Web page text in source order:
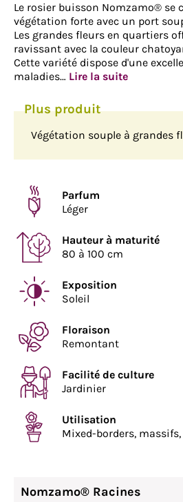
Le rosier buisson Nomzamo® se
végétation forte avec un port
Les grandes fleurs en quartiers
ravissant avec la couleur
Cette variété dispose d'une
maladies… Lire la suite
Végétation souple à grandes
Parfum
Léger
Hauteur à maturité
80 à 100 cm
Exposition
Soleil
Floraison
Remontant
Facilité de culture
Jardinier
Utilisation
Mixed-borders,
Nomzamo® Racines